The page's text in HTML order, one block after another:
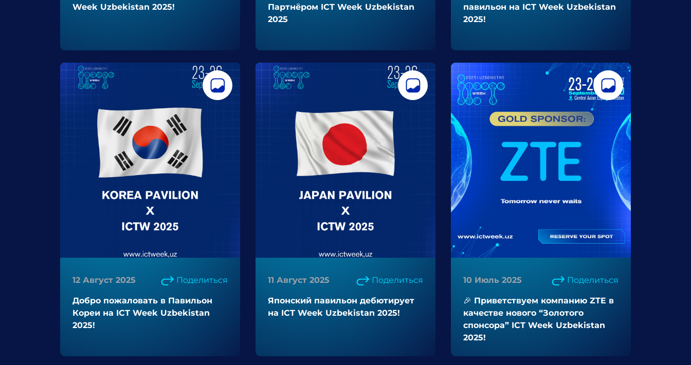
Week Uzbekistan 2025!
Партнёром ICT Week Uzbekistan
2025
павильон на ICT Week Uzbekistan
2025!
12 Август 2025 Поделиться
Добро пожаловать в Павильон
Кореи на ICT Week Uzbekistan
2025!
11 Август 2025 Поделиться
Японский павильон дебютирует
на ICT Week Uzbekistan 2025!
10 Июль 2025 Поделиться
🎉 Приветствуем компанию ZTE в
качестве нового “Золотого
спонсора” ICT Week Uzbekistan
2025!